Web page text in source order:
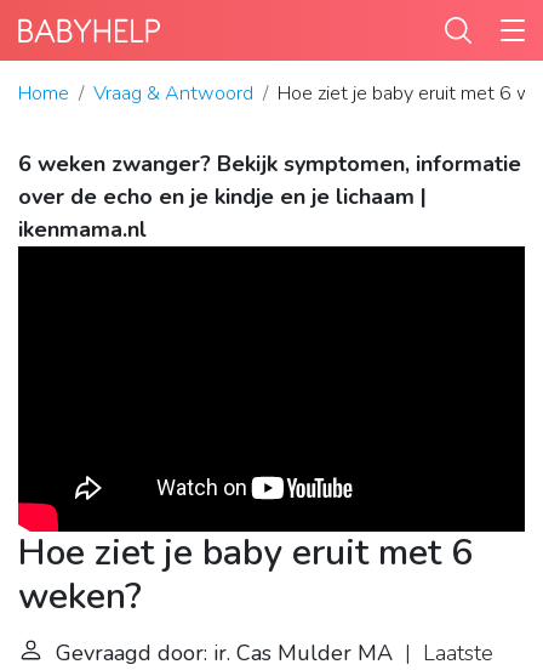
Home Vraag & Antwoord Hoe ziet je baby eruit met 6
6 weken zwanger? Bekijk symptomen, informatie
over de echo en je kindje en je lichaam |
ikenmama.nl
Hoe ziet je baby eruit met 6
weken?
Gevraagd door: ir. Cas Mulder MA | Laatste